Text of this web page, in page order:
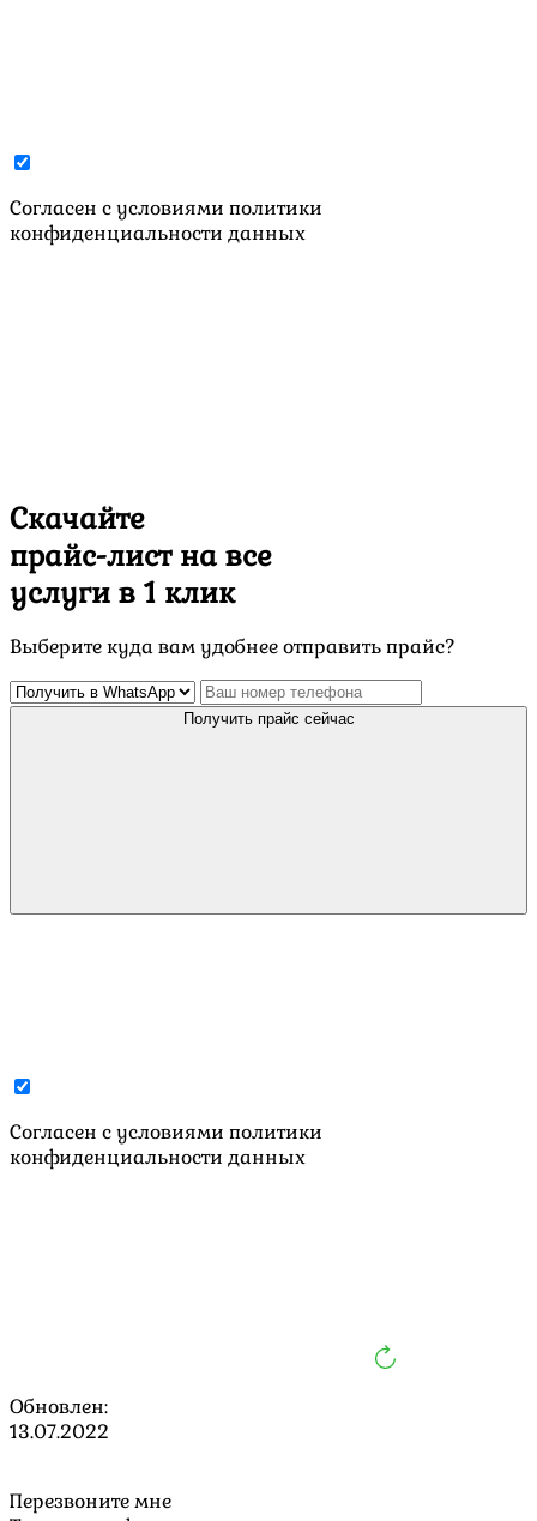
Cогласен с условиями политики
конфиденциальности данных
Скачайте
прайс-листна все
услуги в 1 клик
Выберите куда вам удобнее отправить прайс?
Получить прайс сейчас
Cогласен с условиями политики
конфиденциальности данных
Обновлен:
13.07.2022
Перезвоните мне